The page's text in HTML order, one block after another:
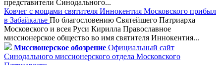
представители Синодального...
Ковчег с мощами святителя Иннокентия Московского прибыл
в Забайкалье По благословению Святейшего Патриарха
Московского и всея Руси Кирилла Православное
миссионерское общество во имя святителя Иннокентия...
Миссионерское обозрение Официальный сайт
Синодального миссионерского отдела Московского